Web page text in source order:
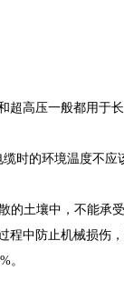
超高压一般都用于
时的环境温度不应
的土壤中，不能承
程中防止机械损伤
。